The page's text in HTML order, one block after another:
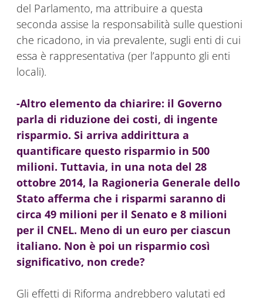
del Parlamento, ma attribuire a questa
seconda assise la responsabilità sulle questioni
che ricadono, in via prevalente, sugli enti di cui
essa è rappresentativa (per l’appunto gli enti
locali).
-Altro elemento da chiarire: il Governo
parla di riduzione dei costi, di ingente
risparmio. Si arriva addirittura a
quantificare questo risparmio in 500
milioni. Tuttavia, in una nota del 28
ottobre 2014, la Ragioneria Generale dello
Stato afferma che i risparmi saranno di
circa 49 milioni per il Senato e 8 milioni
per il CNEL. Meno di un euro per ciascun
italiano. Non è poi un risparmio così
significativo, non crede?
Gli effetti di Riforma andrebbero valutati ed